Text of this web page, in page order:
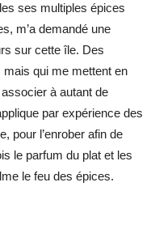
ses multiples épices
m’a demandé une
sur cette île. Des
qui me mettent en
à autant de
par expérience des
pour l’enrober afin de
le parfum du plat et les
le feu des épices.